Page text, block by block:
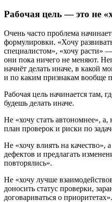
Рабочая цель — это не
Очень часто проблема
формулировки. «Хочу
специалистом», «хочу расти»
они пока ничего не меняют.
начнёт делать иначе, в какой
и по каким признакам вообще
Рабочая цель начинается там,
будешь делать иначе.
Не «хочу стать автономнее»,
план проверок и риски по
Не «хочу влиять на качество»,
дефектов и предлагать
повторялись».
Не «хочу лучше
доносить статус проверки,
договариваться о приоритетах».